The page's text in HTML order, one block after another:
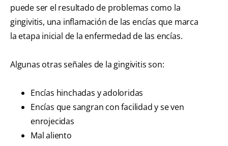
puede ser el resultado de problemas como la
gingivitis, una inflamación de las encías que marca
la etapa inicial de la enfermedad de las encías.
Algunas otras señales de la gingivitis son:
Encías hinchadas y adoloridas
Encías que sangran con facilidad y se ven
enrojecidas
Mal aliento